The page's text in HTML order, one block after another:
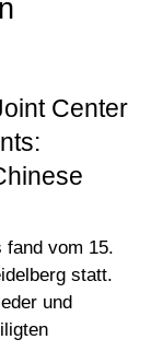
Center
fand vom 15.
statt.
und